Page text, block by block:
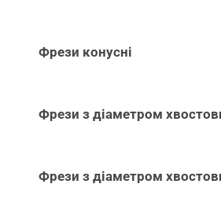
Фрези конусні
Фрези з діаметром
Фрези з діаметром